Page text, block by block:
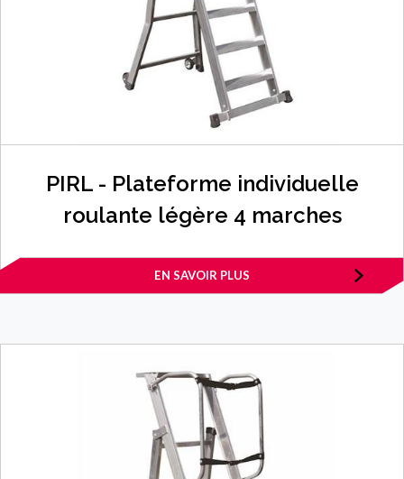
PIRL - Plateforme individuelle
roulante légère 4 marches
EN SAVOIR PLUS